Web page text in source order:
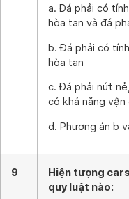
a. Đá phải có
hòa tan và đá
b. Đá phải có
hòa tan
c. Đá phải nứt
có khả năng vận
d. Phương án b
9
Hiện tượng
quy luật nào: